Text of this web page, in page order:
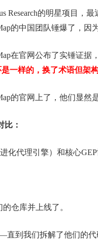
Research的明星项目，
的中国团队锤爆了，因
在官网公布了实锤证据，
一样的，换了术语但架构
的官网上了，他们显然
比：
化代理引擎）和核心
仓库并上线了。
到我们拆解了他们的代